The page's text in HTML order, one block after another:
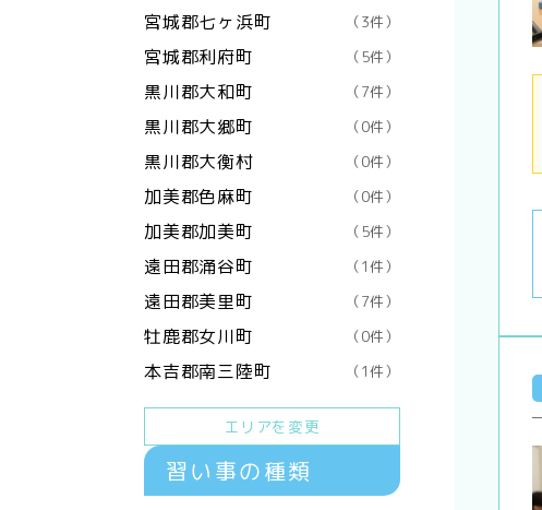
宮城郡七ヶ浜町 （3件）
宮城郡利府町 （5件）
黒川郡大和町 （7件）
黒川郡大郷町 （0件）
黒川郡大衡村 （0件）
加美郡色麻町 （0件）
加美郡加美町 （5件）
遠田郡涌谷町 （1件）
遠田郡美里町 （7件）
牡鹿郡女川町 （0件）
本吉郡南三陸町 （1件）
エリアを変更
習い事の種類